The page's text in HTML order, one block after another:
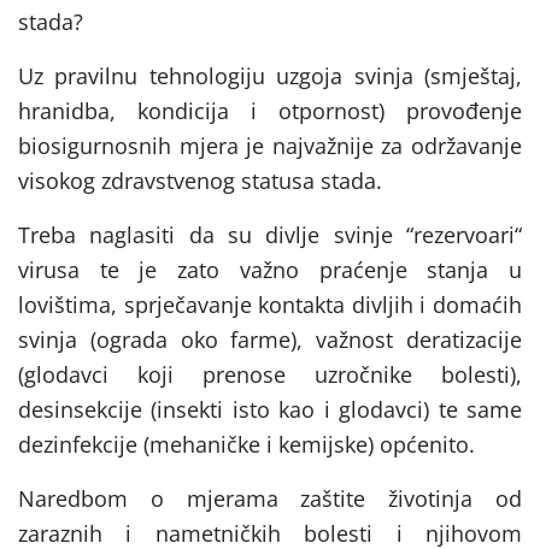
stada?
Uz pravilnu tehnologiju uzgoja svinja (smještaj,
hranidba, kondicija i otpornost) provođenje
biosigurnosnih mjera je najvažnije za održavanje
visokog zdravstvenog statusa stada.
Treba naglasiti da su divlje svinje “rezervoari“
virusa te je zato važno praćenje stanja u
lovištima, sprječavanje kontakta divljih i domaćih
svinja (ograda oko farme), važnost deratizacije
(glodavci koji prenose uzročnike bolesti),
desinsekcije (insekti isto kao i glodavci) te same
dezinfekcije (mehaničke i kemijske) općenito.
Naredbom o mjerama zaštite životinja od
zaraznih i nametničkih bolesti i njihovom